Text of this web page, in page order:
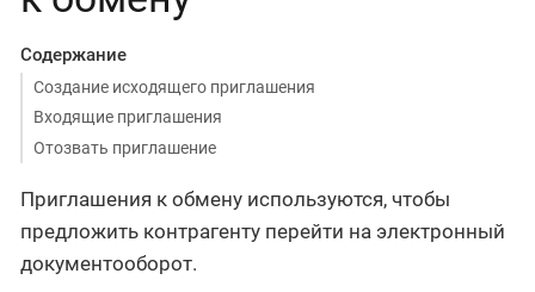
Содержание
Создание исходящего приглашения
Входящие приглашения
Отозвать приглашение
Приглашения к обмену используются, чтобы
предложить контрагенту перейти на электронный
документооборот.